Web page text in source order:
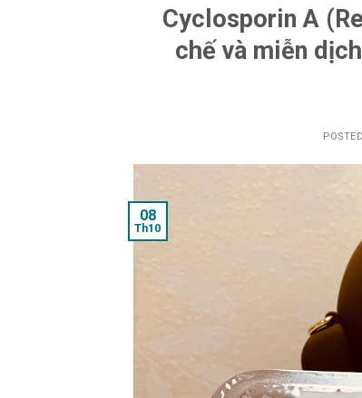
Cyclosporin A
chế và miễn
08
Th10